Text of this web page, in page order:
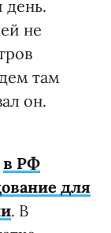
день.
не
там
он.
в РФ
для
. В